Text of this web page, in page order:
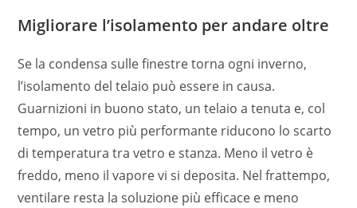
Migliorare l’isolamento per andare oltre
Se la condensa sulle finestre torna ogni inverno,
l’isolamento del telaio può essere in causa.
Guarnizioni in buono stato, un telaio a tenuta e, col
tempo, un vetro più performante riducono lo scarto
di temperatura tra vetro e stanza. Meno il vetro è
freddo, meno il vapore vi si deposita. Nel frattempo,
ventilare resta la soluzione più efficace e meno